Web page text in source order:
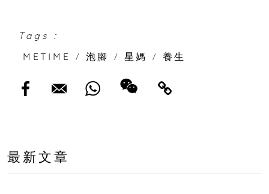
Tags :
METIME
/ 泡腳 / 星媽 / 養生
最新文章